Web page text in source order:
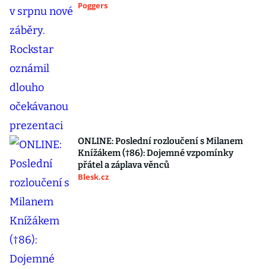
Poggers
ONLINE: Poslední rozloučení s Milanem
Knížákem (†86): Dojemné vzpomínky
přátel a záplava věnců
Blesk.cz